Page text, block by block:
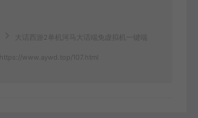
大话西游2单机河马大话端免虚拟机一键端
https://www.aywd.top/107.html